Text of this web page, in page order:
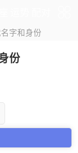
字和身份
份